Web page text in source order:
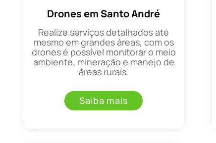
Drones em Santo André
Realize serviços detalhados até
mesmo em grandes áreas, com os
drones é possível monitorar o meio
ambiente, mineração e manejo de
áreas rurais.
Saiba mais